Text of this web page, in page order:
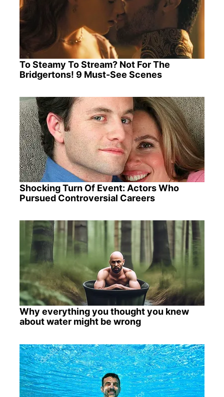
To Steamy To Stream? Not For The
Bridgertons! 9 Must-See Scenes
Shocking Turn Of Event: Actors Who
Pursued Controversial Careers
Why everything you thought you knew
about water might be wrong